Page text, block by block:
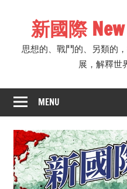
新國際
思想的、戰鬥的、另類的
展，解釋世
MENU